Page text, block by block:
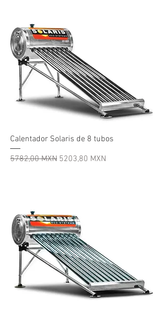
Calentador Solaris de 8 tubos
Precio
5782,00 MXN Precio de oferta
5203,80 MXN